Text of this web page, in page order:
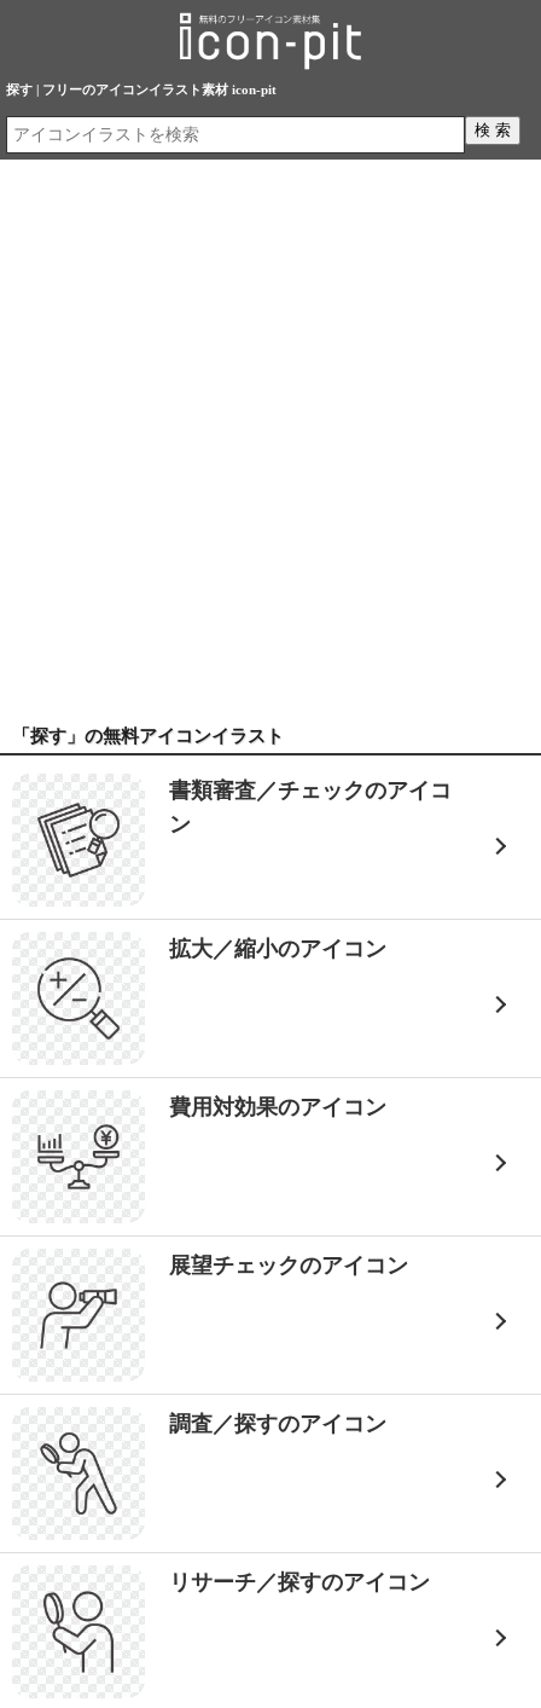
探す | フリーのアイコンイラスト素材 icon-pit
「探す」の無料アイコンイラスト
書類審査／チェックのアイコ
ン
拡大／縮小のアイコン
費用対効果のアイコン
展望チェックのアイコン
調査／探すのアイコン
リサーチ／探すのアイコン